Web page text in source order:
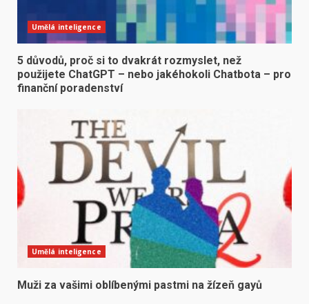
Umělá inteligence
5 důvodů, proč si to dvakrát rozmyslet, než
použijete ChatGPT – nebo jakéhokoli Chatbota – pro
finanční poradenství
Umělá inteligence
Muži za vašimi oblíbenými pastmi na žízeň gayů